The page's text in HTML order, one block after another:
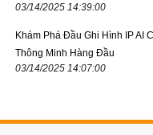
03/14/2025 14:39:00
Khám Phá Đầu Ghi Hình IP AI
Thông Minh Hàng Đầu
03/14/2025 14:07:00